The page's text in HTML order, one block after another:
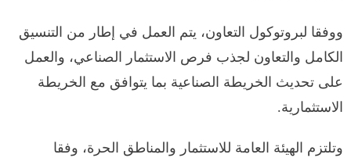
ووفقا لبروتوكول التعاون، يتم العمل في إطار من التنسيق
الكامل والتعاون لجذب فرص الاستثمار الصناعي، والعمل
على تحديث الخريطة الصناعية بما يتوافق مع الخريطة
الاستثمارية.
وتلتزم الهيئة العامة للاستثمار والمناطق الحرة، وفقا